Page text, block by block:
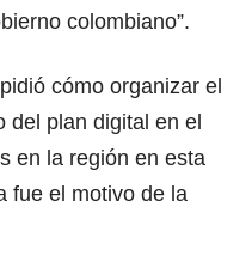
colombiano”.
cómo organizar el
del plan digital en el
en la región en esta
fue el motivo de la